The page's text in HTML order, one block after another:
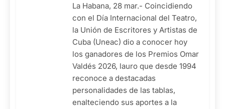
La Habana, 28 mar.- Coincidiendo
con el Día Internacional del Teatro,
la Unión de Escritores y Artistas de
Cuba (Uneac) dio a conocer hoy
los ganadores de los Premios Omar
Valdés 2026, lauro que desde 1994
reconoce a destacadas
personalidades de las tablas,
enalteciendo sus aportes a la